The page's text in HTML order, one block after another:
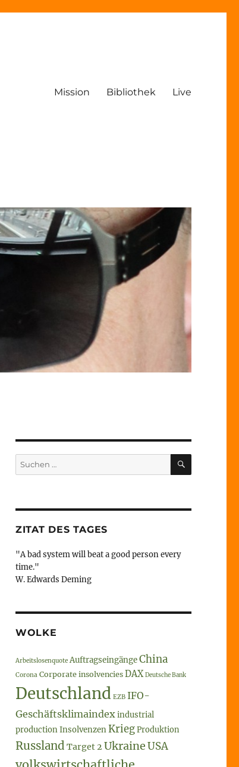
Mission Bibliothek Live
Suche
nach:
SUCHEN
ZITAT DES TAGES
"A bad system will beat a good person every
time."
W. Edwards Deming
WOLKE
Arbeitslosenquote AuftragseingängeChina
Corona Corporate insolvencies DAX Deutsche Bank
Deutschland EZB IFO-
Geschäftsklimaindexindustrial
productionInsolvenzenKriegProduktion
Russland Target 2 UkraineUSA